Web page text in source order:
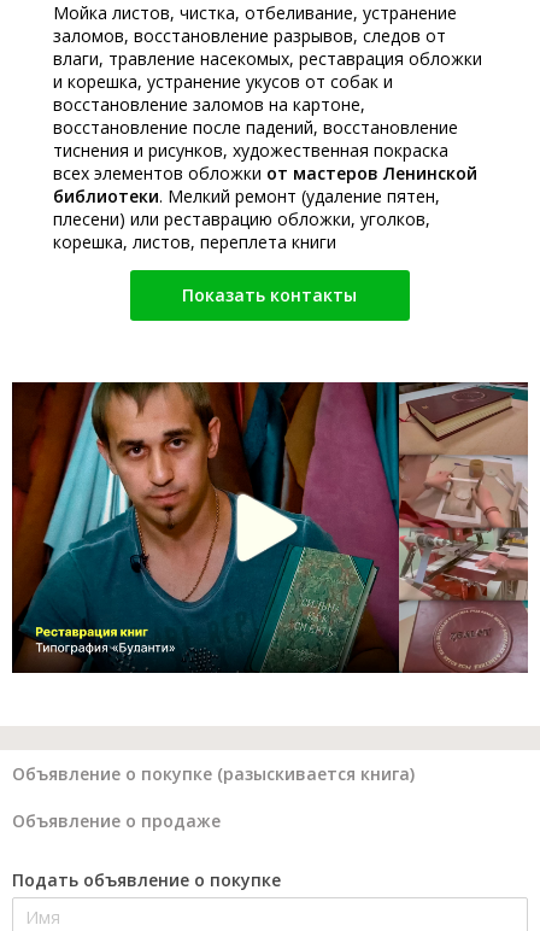
Мойка листов, чистка, отбеливание, устранение
заломов, восстановление разрывов, следов от
влаги, травление насекомых, реставрация обложки
и корешка, устранение укусов от собак и
восстановление заломов на картоне,
восстановление после падений, восстановление
тиснения и рисунков, художественная покраска
всех элементов обложки от мастеров Ленинской
библиотеки. Мелкий ремонт (удаление пятен,
плесени) или реставрацию обложки, уголков,
корешка, листов, переплета книги
Показать контакты
Объявление о покупке (разыскивается книга)
Объявление о продаже
Подать объявление о покупке